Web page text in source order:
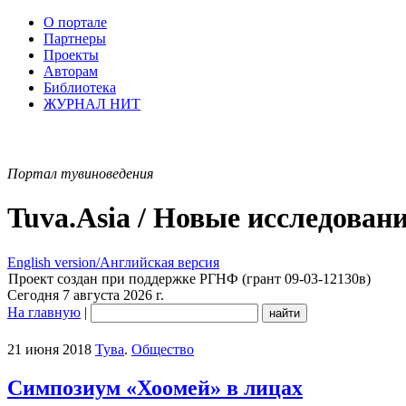
О портале
Партнеры
Проекты
Авторам
Библиотека
ЖУРНАЛ НИТ
Портал тувиноведения
Tuva.Asia / Новые
English version/Английская версия
Проект создан при поддержке РГНФ (грант 09-03-12130в)
Сегодня 7 августа 2026 г.
На главную |
21 июня 2018 Тува. Общество
Симпозиум «Хоомей» в лицах